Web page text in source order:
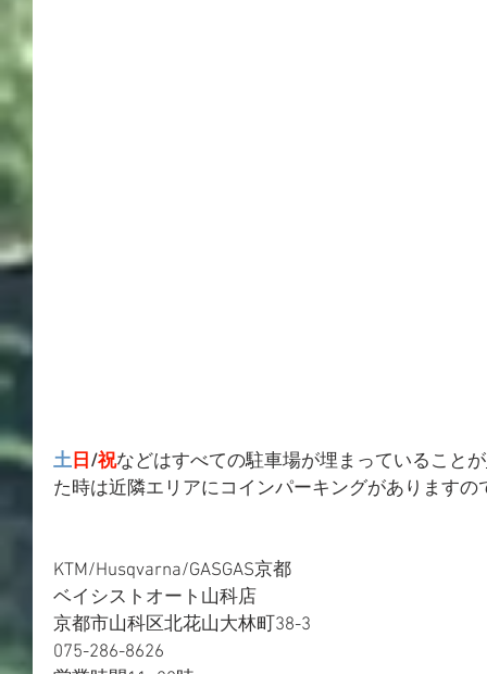
土 日 /祝などはすべての駐車場が埋まっていることが
た時は近隣エリアにコインパーキングがあります
KTM/Husqvarna/GASGAS京都
ベイシストオート山科店
京都市山科区北花山大林町38-3
075-286-8626